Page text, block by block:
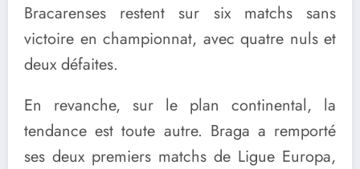
Bracarenses restent sur six matchs sans
victoire en championnat, avec quatre nuls et
deux défaites.
En revanche, sur le plan continental, la
tendance est toute autre. Braga a remporté
ses deux premiers matchs de Ligue Europa,